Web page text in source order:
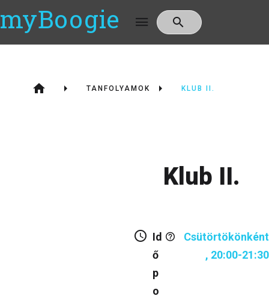
myBoogie
TANFOLYAMOK KLUB II.
Klub II.
Id
ő
p
o
Csütörtökönként
, 20:00-21:30